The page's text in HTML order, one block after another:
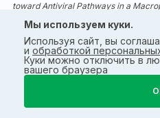
toward Antiviral Pathways in a
Antioxidant Properties // Front
Morris D., Khurasany M., Nguyen
Biochimica et Biophysica Acta. 2013.
Palamara A.T., Perno C.F., Aquaro
replication by acting at late stages of
Retroviruses. 1996 Nov 1;12(16):1537-
Мы используем куки.
Используя сайт, вы
и обработкой
Куки можно отключить в
вашего браузера